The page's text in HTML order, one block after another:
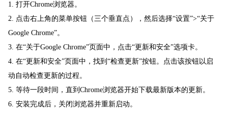
1. 打开Chrome浏览器。
2. 点击右上角的菜单按钮（三个垂直点），然后选择“设置”>“关于
Google Chrome”。
3. 在“关于Google Chrome”页面中，点击“更新和安全”选项卡。
4. 在“更新和安全”页面中，找到“检查更新”按钮。点击该按钮以启
动自动检查更新的过程。
5. 等待一段时间，直到Chrome浏览器开始下载最新版本的更新。
6. 安装完成后，关闭浏览器并重新启动。